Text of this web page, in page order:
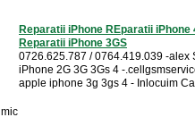
Reparatii iPhone REparatii iPhone
Reparatii iPhone 3GS
0726.625.787 / 0764.419.039 -alex
iPhone 2G 3G 3Gs 4 -
apple iphone 3g 3gs 4 - Inlocuim
mic